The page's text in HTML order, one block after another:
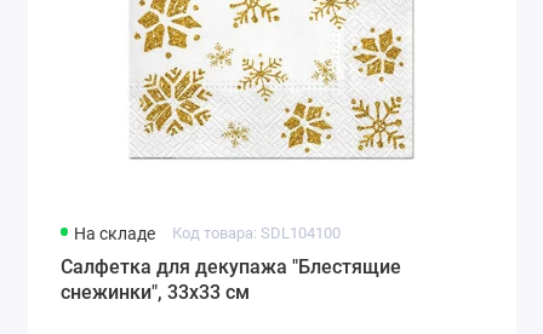
На складе Код товара: SDL104100
Салфетка для декупажа "Блестящие
снежинки", 33х33 см